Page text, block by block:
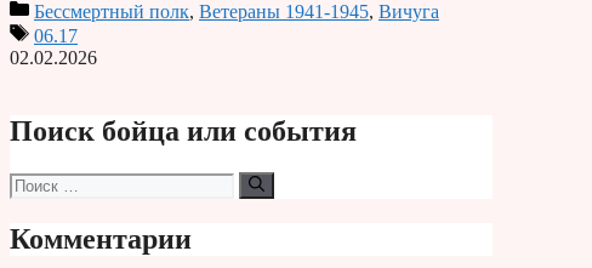
PrintБессмертный полк, Ветераны 1941-1945, Вичуга
06.17
02.02.2026
Поиск бойца или события
Поиск:
Комментарии